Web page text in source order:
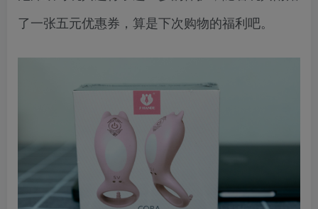
了一张五元优惠券，算是下次购物的福利吧。